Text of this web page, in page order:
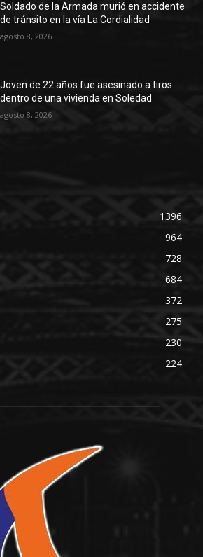
Soldado de la Armada murió en accidente
de tránsito en la vía La Cordialidad
agosto 8, 2026
Joven de 22 años fue asesinado a tiros
dentro de una vivienda en Soledad
agosto 8, 2026
1396
964
728
684
372
275
230
224